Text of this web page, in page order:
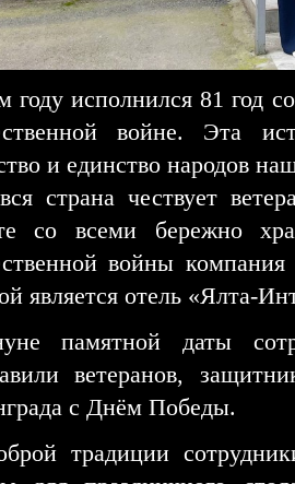
году исполнился 81 год
войне. Эта
и единство народов
страна чествует
со всеми бережно
войны
является отель «Ялта-
памятной даты
ветеранов,
с Днём Победы.
традиции